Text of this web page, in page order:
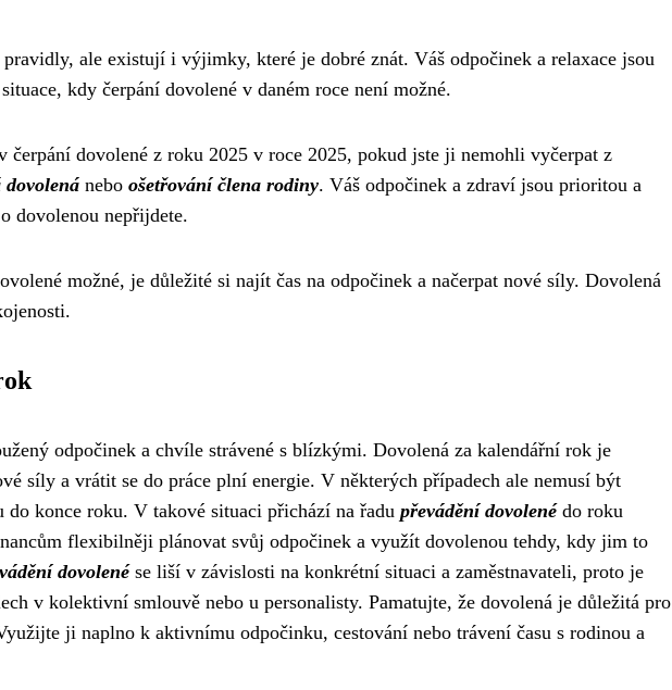
ale existují i ​​výjimky, které je dobré znát. Váš odpočinek a relaxace jsou
kdy čerpání dovolené v daném roce není možné.
čerpání dovolené z roku 2025 v roce 2025, pokud jste ji nemohli vyčerpat z
dovolená nebo ošetřování člena rodiny. Váš odpočinek a zdraví jsou prioritou a
dovolenou nepřijdete.
možné, je důležité si najít čas na odpočinek a načerpat nové síly. Dovolená
odpočinek a chvíle strávené s blízkými. Dovolená za kalendářní rok je
síly a vrátit se do práce plní energie. V některých případech ale nemusí být
do konce roku. V takové situaci přichází na řadu převádění dovolenédo roku
flexibilněji plánovat svůj odpočinek a využít dovolenou tehdy, kdy jim to
dovolenése liší v závislosti na konkrétní situaci a zaměstnavateli, proto je
v kolektivní smlouvě nebo u personalisty. Pamatujte, že dovolená je důležitá pro
ji naplno k aktivnímu odpočinku, cestování nebo trávení času s rodinou a